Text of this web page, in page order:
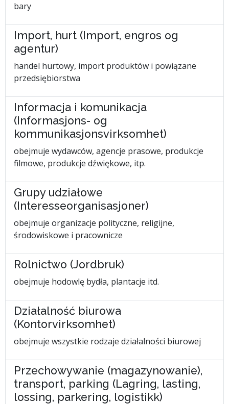
bary
Import, hurt (Import, engros og
agentur)
handel hurtowy, import produktów i powiązane
przedsiębiorstwa
Informacja i komunikacja
(Informasjons- og
kommunikasjonsvirksomhet)
obejmuje wydawców, agencje prasowe, produkcje
filmowe, produkcje dźwiękowe, itp.
Grupy udziałowe
(Interesseorganisasjoner)
obejmuje organizacje polityczne, religijne,
środowiskowe i pracownicze
Rolnictwo (Jordbruk)
obejmuje hodowlę bydła, plantacje itd.
Działalność biurowa
(Kontorvirksomhet)
obejmuje wszystkie rodzaje działalności biurowej
Przechowywanie (magazynowanie),
transport, parking (Lagring, lasting,
lossing, parkering, logistikk)